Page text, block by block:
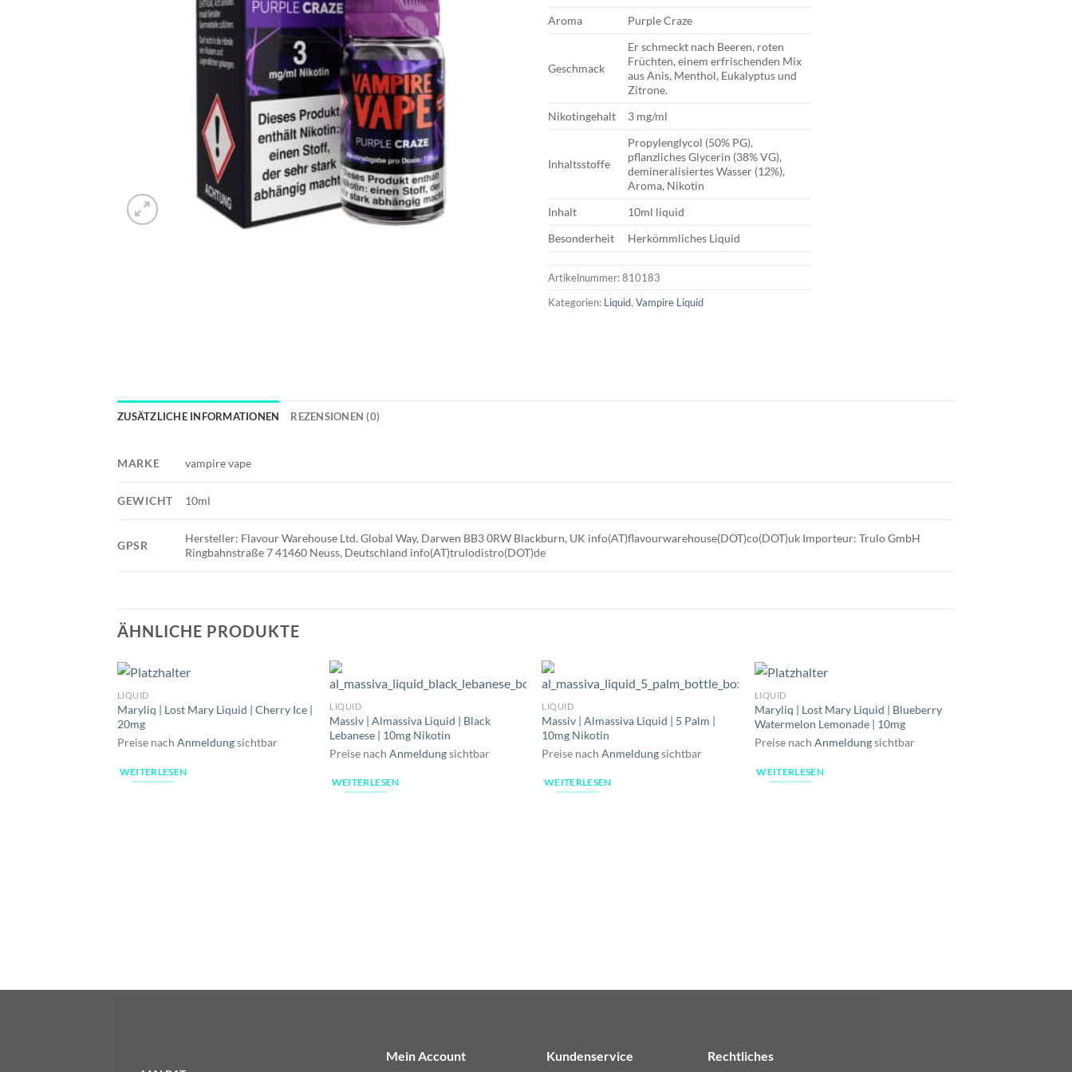
Aroma
Purple Craze
Geschmack
Er schmeckt nach Beeren, roten
Früchten, einem erfrischenden Mix
aus Anis, Menthol, Eukalyptus und
Zitrone.
Nikotingehalt
3 mg/ml
Inhaltsstoffe
Propylenglycol (50% PG),
pflanzliches Glycerin (38% VG),
demineralisiertes Wasser (12%),
Aroma, Nikotin
Inhalt
10ml liquid
Besonderheit
Herkömmliches Liquid
Artikelnummer:810183
Kategorien: Liquid, Vampire Liquid
ZUSÄTZLICHE INFORMATIONEN REZENSIONEN (0)
MARKE vampire vape
GEWICHT 10ml
GPSR
Hersteller: Flavour Warehouse Ltd. Global Way, Darwen BB3 0RW Blackburn, UK info(AT)flavourwarehouse(DOT)co(DOT)uk Importeur: Trulo GmbH
Ringbahnstraße 7 41460 Neuss, Deutschland info(AT)trulodistro(DOT)de
ÄHNLICHE PRODUKTE
LIQUID
Maryliq | Lost Mary Liquid | Cherry Ice |
20mg
Preise nach Anmeldungsichtbar
WEITERLESEN
LIQUID
Massiv | Almassiva Liquid | Black
Lebanese | 10mg Nikotin
Preise nachAnmeldungsichtbar
WEITERLESEN
LIQUID
Massiv | Almassiva Liquid | 5 Palm |
10mg Nikotin
Preise nachAnmeldungsichtbar
WEITERLESEN
LIQUID
Maryliq | Lost Mary Liquid | Blueberry
Watermelon Lemonade | 10mg
Preise nach Anmeldungsichtbar
WEITERLESEN
Mein Account Kundenservice Rechtliches